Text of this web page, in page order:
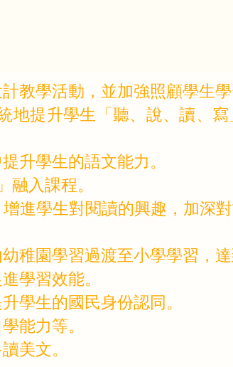
學活動，並加強照顧學生學
提升學生「聽、說、讀、
升學生的語文能力。
入課程。
進學生對閱讀的興趣，加深
園學習過渡至小學學習，達
學習效能。
學生的國民身份認同。
能力等。
美文。